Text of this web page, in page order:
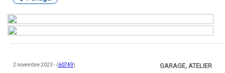
2 novembre 2023 - (60749) GARAGE, ATELIER